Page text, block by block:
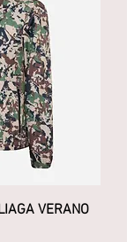
VERANO